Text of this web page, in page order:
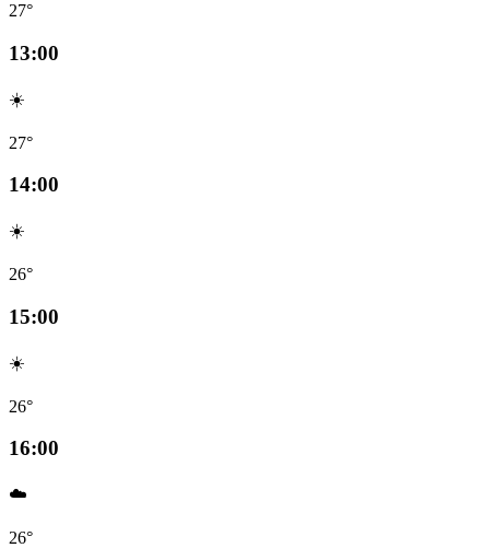
27°
13:00
☀️
27°
14:00
☀️
26°
15:00
☀️
26°
16:00
☁️
26°